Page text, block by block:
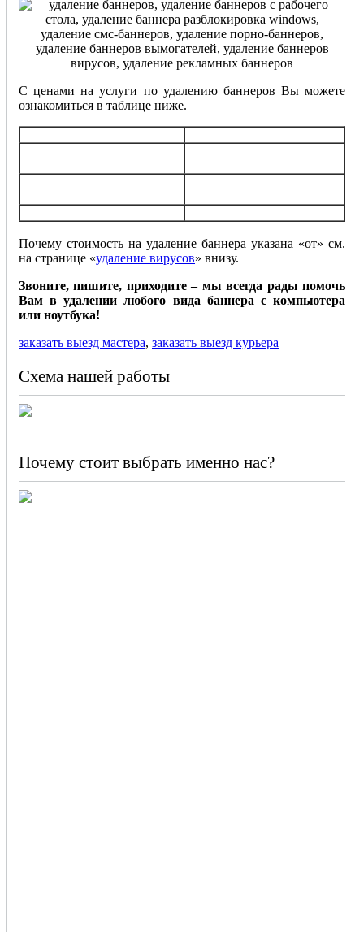
С ценами на услуги по удалению баннеров Вы можете
ознакомиться в таблице ниже.
Почему стоимость на удаление баннера указана «от» см.
на странице «удаление вирусов» внизу.
Звоните, пишите, приходите – мы всегда рады помочь
Вам в удалении любого вида баннера с компьютера
или ноутбука!
заказать выезд мастера, заказать выезд курьера
Схема нашей работы
Почему стоит выбрать именно нас?